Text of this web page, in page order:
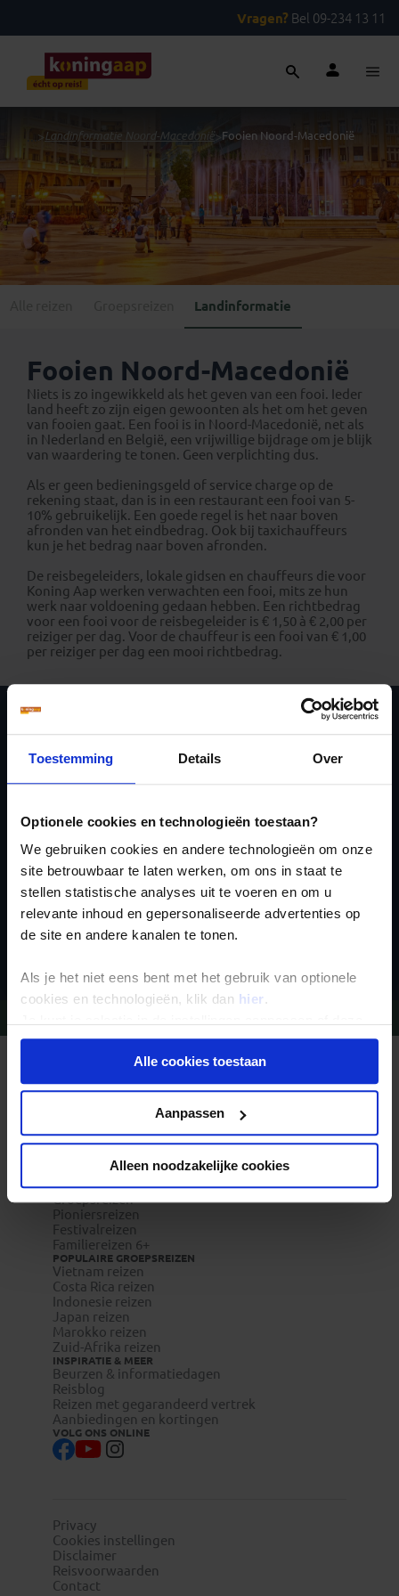
Toestemming Details Over
Optionele cookies en technologieën toestaan?
We gebruiken cookies en andere technologieën om onze
site betrouwbaar te laten werken, om ons in staat te
stellen statistische analyses uit te voeren en om u
relevante inhoud en gepersonaliseerde advertenties op
de site en andere kanalen te tonen.
Als je het niet eens bent met het gebruik van optionele
cookies en technologieën, klik dan hier .
onder aan de pagina op elk gewenst moment voor de
toekomst wijzigen.Alle cookies toestaan
Aanpassen
Alleen noodzakelijke cookies
Vragen? Bel 09-234 13 11
> Landinformatie Noord-Macedonië>Fooien Noord-Macedonië
Landinformatie
Fooien Noord-Macedonië
Niets is zo ingewikkeld als het geven van een fooi. Ieder
land heeft zo zijn eigen gewoonten als het om het geven
van fooien gaat. Een fooi is in Noord-Macedonië, net als
in Nederland en België, een vrijwillige bijdrage om je blijk
van waardering te tonen. Geen verplichting dus.
Als er geen bedieningsgeld of service charge op de
rekening staat, dan is in een restaurant een fooi van 5-
10% gebruikelijk. Een goede regel is het naar boven
afronden van het eindbedrag. Ook bij taxichauffeurs
kun je het bedrag naar boven afronden.
De reisbegeleiders, lokale gidsen en chauffeurs die voor
Koning Aap werken verwachten een fooi, mits ze hun
werk naar voldoening gedaan hebben. Een richtbedrag
voor een fooi voor de reisbegeleider is € 1,50 à € 2,00 per
reiziger per dag. Voor de chauffeur is een fooi van € 1,00
per reiziger per dag een mooi richtbedrag.
Ja, ik meld me aan
voor de wekelijkse
Inschrijven
REIZEN MET KONING AAP
Waarom Koning Aap?
Bestemmingen
Duurzaam toerisme
Veelgestelde vragen
Reisdocumenten aanvragen
Reisverzekeringen
REISTYPES
Groepsreizen
Pioniersreizen
Festivalreizen
Familiereizen 6+
POPULAIRE GROEPSREIZEN
Vietnam reizen
Costa Rica reizen
Indonesie reizen
Japan reizen
Marokko reizen
Zuid-Afrika reizen
INSPIRATIE & MEER
Beurzen & informatiedagen
Reisblog
Reizen met gegarandeerd vertrek
Aanbiedingen en kortingen
VOLG ONS ONLINE
Privacy
Cookies instellingen
Disclaimer
Reisvoorwaarden
Contact